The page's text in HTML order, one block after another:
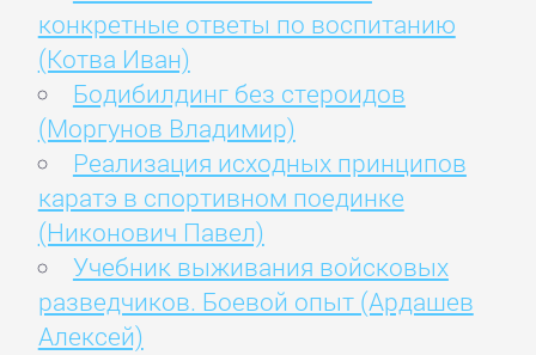
конкретные ответы по воспитанию
(Котва Иван)
Бодибилдинг без стероидов
(Моргунов Владимир)
Реализация исходных принципов
каратэ в спортивном поединке
(Никонович Павел)
Учебник выживания войсковых
разведчиков. Боевой опыт (Ардашев
Алексей)